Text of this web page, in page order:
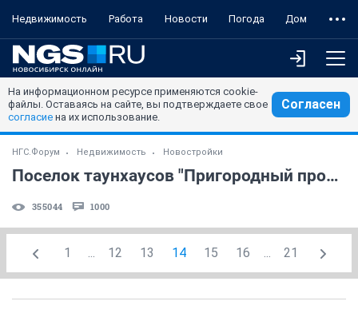
Недвижимость Работа Новости Погода Дом
На информационном ресурсе применяются cookie-
файлы. Оставаясь на сайте, вы подтверждаете свое
согласие на их использование.
Согласен
НГС.Форум Недвижимость Новостройки
Поселок таунхаусов "Пригородный простор" (часть 3)
355044 1000
1 ... 12 13 14 15 16 ... 21